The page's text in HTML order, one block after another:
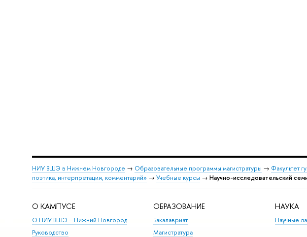
НИУ ВШЭ в Нижнем Новгороде → Образовательные программы магистратуры → Факультет
поэтика, интерпретация, комментарий» → Учебные курсы → Научно-исследовательский
О КАМПУСЕ
О НИУ ВШЭ – Нижний Новгород
Руководство
ОБРАЗОВАНИЕ
Бакалавриат
Магистратура
НАУКА
Научные